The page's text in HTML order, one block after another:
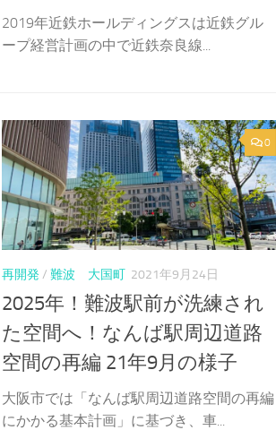
2019年近鉄ホールディングスは近鉄グル
ープ経営計画の中で近鉄奈良線...
0
再開発 / 難波 大国町 2021年9月24日
2025年！難波駅前が洗練され
た空間へ！なんば駅周辺道路
空間の再編 21年9月の様子
大阪市では「なんば駅周辺道路空間の再編
にかかる基本計画」に基づき、車...